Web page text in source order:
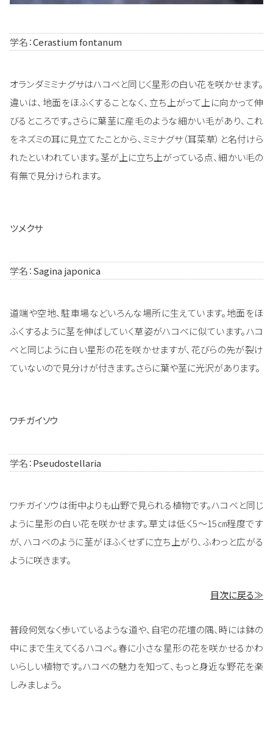
学名：Cerastium fontanum
オランダミミナグサはハコベと同じく星形の白い花を咲かせます。
違いは、地面をほふくすることなく、立ち上がって上に向かって伸
びるところです。さらに葉茎に産毛のような細かい毛があり、これ
をネズミの耳に見立てたことから、ミミナグサ（耳菜草）と名付けら
れたといわれています。茎が上に立ち上がっている点、細かい毛の
有無で見分けられます。
ツメクサ
学名：Sagina japonica
道端や空地、駐車場などいろんな場所に生えています。地面をほ
ふくするように茎を伸ばしていく草姿がハコベに似ています。ハコ
ベと同じように白い星形の花を咲かせますが、花びらの先が裂け
ていないので見分けが付きます。さらに葉や茎に光沢があります。
ワチガイソウ
学名：Pseudostellaria
ワチガイソウは街中よりも山野で見られる植物です。ハコベと同じ
ように星形の白い花を咲かせます。草丈は低く5～15㎝程度です
が、ハコベのように茎がほふくせずに立ち上がり、ふわっと広がる
ように咲きます。
目次に戻る≫
普段何気なく歩いているような道や、自宅の花壇の隅、時には鉢の
中にまで生えてくるハコベ。春に小さな星形の花を咲かせるかわ
いらしい植物です。ハコベの魅力を知って、もっと身近な野花を楽
しみましょう。